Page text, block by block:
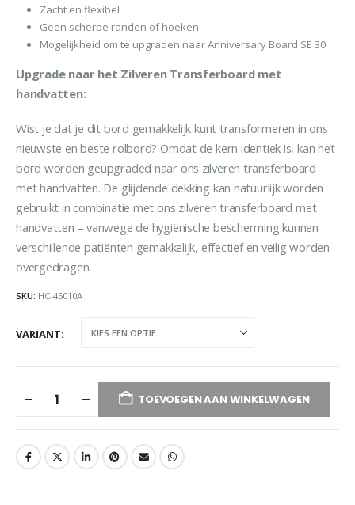
Zacht en flexibel
Geen scherpe randen of hoeken
Mogelijkheid om te upgraden naar Anniversary Board SE 30
Upgrade naar het Zilveren Transferboard met
handvatten:
Wist je dat je dit bord gemakkelijk kunt transformeren in ons
nieuwste en beste rolbord? Omdat de kern identiek is, kan het
bord worden geüpgraded naar ons zilveren transferboard
met handvatten. De glijdende dekking kan natuurlijk worden
gebruikt in combinatie met ons zilveren transferboard met
handvatten – vanwege de hygiënische bescherming kunnen
verschillende patiënten gemakkelijk, effectief en veilig worden
overgedragen.
SKU: HC-45010A
VARIANT
TOEVOEGEN AAN WINKELWAGEN